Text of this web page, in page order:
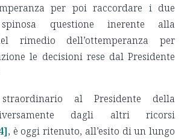
per poi raccordare i due
questione inerente alla
rimedio dell’ottemperanza per
le decisioni rese dal Presidente
al Presidente della
dagli altri ricorsi
, è oggi ritenuto, all’esito di un lungo